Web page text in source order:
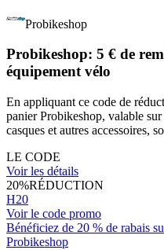
Probikeshop
Probikeshop: 5 € de
équipement vélo
En appliquant ce code de
panier Probikeshop, valable
casques et autres accessoires,
LE CODE
Voir les détails
20%RÉDUCTION
H20
Voir le code promo
Bénéficiez de 20 % de rabais
Probikeshop